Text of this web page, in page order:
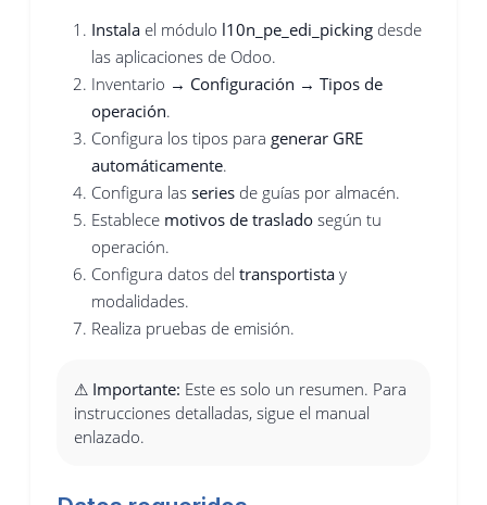
Instala el módulo l10n_pe_edi_picking desde
las aplicaciones de Odoo.
Inventario → Configuración → Tipos de
operación.
Configura los tipos para generar GRE
automáticamente.
Configura las series de guías por almacén.
Establece motivos de traslado según tu
operación.
Configura datos del transportista y
modalidades.
Realiza pruebas de emisión.
⚠ Importante: Este es solo un resumen. Para
instrucciones detalladas, sigue el manual
enlazado.